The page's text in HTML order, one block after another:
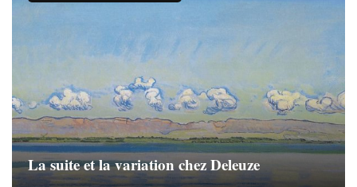
La suite et la variation chez Deleuze